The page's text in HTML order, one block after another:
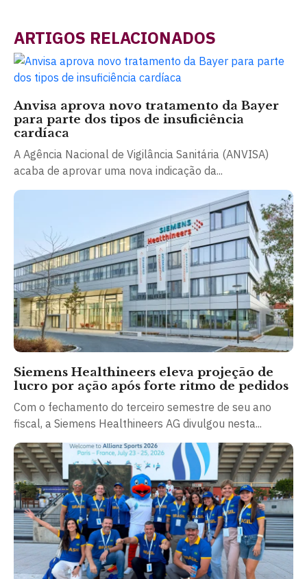
ARTIGOS RELACIONADOS
Anvisa aprova novo tratamento da Bayer
para parte dos tipos de insuficiência
cardíaca
A Agência Nacional de Vigilância Sanitária (ANVISA)
acaba de aprovar uma nova indicação da...
Siemens Healthineers eleva projeção de
lucro por ação após forte ritmo de pedidos
Com o fechamento do terceiro semestre de seu ano
fiscal, a Siemens Healthineers AG divulgou nesta...